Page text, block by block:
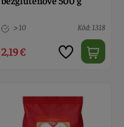
> 10 Kód: 1318
2,19 €